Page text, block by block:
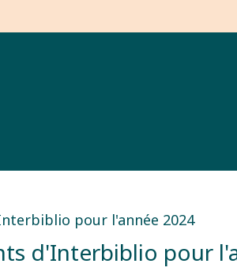
pour l'année 2024
d'Interbiblio pour